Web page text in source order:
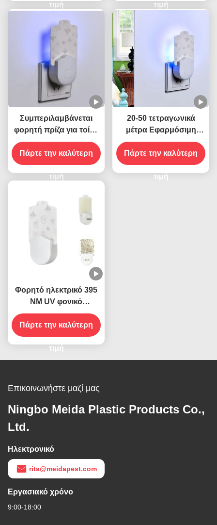
έντομα
τιμή
Φόνου Πετούμενων
τιμή
Συμπεριλαμβάνεται
φορητή πρίζα για τοίχο
ηλεκτρική 395 NM UV
φανάρι για το κουνούπι
βιώσιμο και
αποτελεσματικό έλεγχο
Πάρτε την καλύτερη
τιμή
20-50 τετραγωνικά
μέτρα Εφαρμόσιμη
ηλεκτρική πρίζα πρίζα
για τοίχο UV φανάρι για
το κουνούπι Στερεά
κατάσταση Υψηλή
Πάρτε την καλύτερη
τιμή
Φορητό ηλεκτρικό 395
ΝΜ UV φονικό
κουνουπιών Φωτήρα
ιπτάμενων εντόμων
Φονικός αλιέας
Πάρτε την καλύτερη
τιμή
Επικοινωνήστε μαζί μας
Ningbo Meida Plastic Products Co.,
Ltd.
Ηλεκτρονικό
rita@meidapest.com
Εργασιακό χρόνο
9:00-18:00